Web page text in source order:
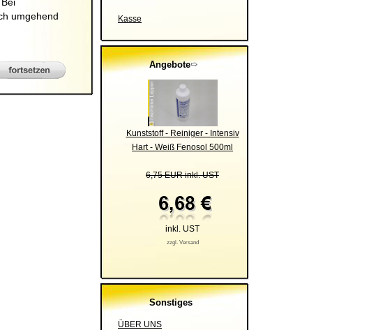
umgehend
Kasse
Angebote
Kunststoff - Reiniger - Intensiv
Hart - Weiß Fenosol 500ml
6,75 EUR inkl. UST
inkl. UST
zzgl. Versand
Sonstiges
ÜBER UNS